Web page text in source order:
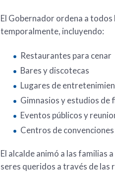
El Gobernador ordena a
temporalmente, incluyendo:
Restaurantes para cenar
Bares y discotecas
Lugares de
Gimnasios y estudios de
Eventos públicos y
Centros de convenciones
El alcalde animó a las familias
seres queridos a través de